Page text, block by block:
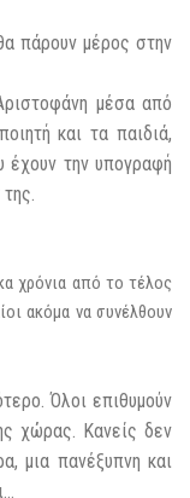
πάρουν μέρος στην
μέσα από
και τα παιδιά,
την υπογραφή
χρόνια από το τέλος
ακόμα να συνέλθουν
Όλοι επιθυμούν
χώρας. Κανείς δεν
μια πανέξυπνη και